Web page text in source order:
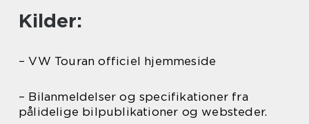
Kilder:
– VW Touran officiel hjemmeside
– Bilanmeldelser og specifikationer fra
pålidelige bilpublikationer og websteder.